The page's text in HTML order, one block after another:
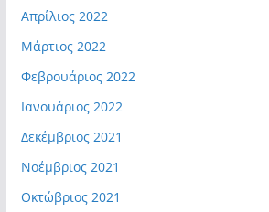
Απρίλιος 2022
Μάρτιος 2022
Φεβρουάριος 2022
Ιανουάριος 2022
Δεκέμβριος 2021
Νοέμβριος 2021
Οκτώβριος 2021